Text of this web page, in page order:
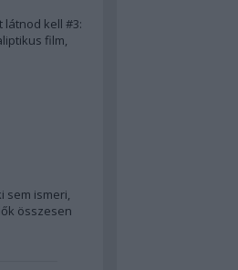
látnod kell #3:
film,
sem ismeri,
összesen